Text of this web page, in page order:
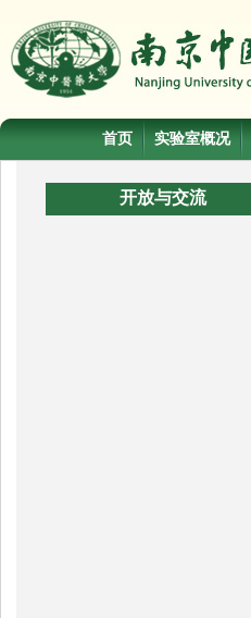
首页 实验室概况
开放与交流